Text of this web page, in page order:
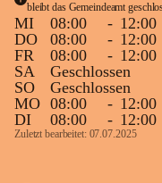
bleibt das Gemeindeamt
MI 08:00 - 12:00
DO
08:00 - 12:00
FR
08:00 - 12:00
SA
Geschlossen
SO
Geschlossen
MO 08:00 - 12:00
DI
08:00 - 12:00
Zuletzt bearbeitet: 07.07.2025